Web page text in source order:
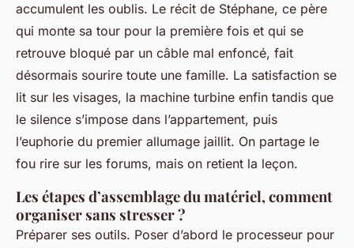
accumulent les oublis. Le récit de Stéphane, ce père
qui monte sa tour pour la première fois et qui se
retrouve bloqué par un câble mal enfoncé, fait
désormais sourire toute une famille. La satisfaction se
lit sur les visages, la machine turbine enfin tandis que
le silence s’impose dans l’appartement, puis
l’euphorie du premier allumage jaillit. On partage le
fou rire sur les forums, mais on retient la leçon.
Les étapes d’assemblage du matériel, comment
organiser sans stresser ?
Préparer ses outils. Poser d’abord le processeur pour